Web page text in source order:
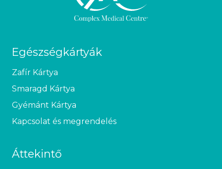
Egészségkártyák
Zafír Kártya
Smaragd Kártya
Gyémánt Kártya
Kapcsolat és megrendelés
Áttekintő